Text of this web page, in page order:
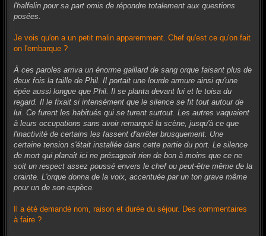
l'halfelin pour sa part omis de répondre totalement aux questions
posées.
Je vois qu'on a un petit malin apparemment. Chef qu'est ce qu'on fait
on l'embarque ?
À ces paroles arriva un énorme gaillard de sang orque faisant plus de
deux fois la taille de Phil. Il portait une lourde armure ainsi qu'une
épée aussi longue que Phil. Il se planta devant lui et le toisa du
regard. Il le fixait si intensément que le silence se fit tout autour de
lui. Ce furent les habitués qui se turent surtout. Les autres vaquaient
à leurs occupations sans avoir remarqué la scène, jusqu'à ce que
l'inactivité de certains les fassent d'arrêter brusquement. Une
certaine tension s'était installée dans cette partie du port. Le silence
de mort qui planait ici ne présageait rien de bon à moins que ce ne
soit un respect assez poussé envers le chef ou peut-être même de la
crainte. L'orque donna de la voix, accentuée par un ton grave même
pour un de son espèce.
Il a été demandé nom, raison et durée du séjour. Des commentaires
à faire ?